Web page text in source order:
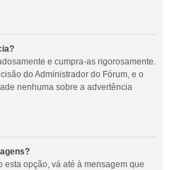
e cumpra-as rigorosamente.
do Administrador do Fórum, e o
nenhuma sobre a advertência
esta opção, vá até à mensagem que